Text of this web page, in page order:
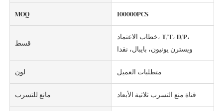
MOQ 100000PCS
قسط
خطاب الاعتماد، T/T، D/P،
ويسترن يونيون، بايبال، نقدا
لون متطلبات العميل
مانع للتسرب قناة منع التسرب ثلاثية الأبعاد